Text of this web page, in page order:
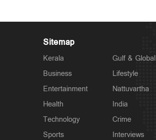
Sitemap
Kerala
Business
Entertainment
Health
Technology
Sports
Gulf & Global
Lifestyle
Nattuvartha
India
Crime
Interviews